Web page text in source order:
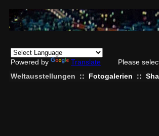
Powered by Translate
Please
Weltausstellungen
:: Fotogalerien ::